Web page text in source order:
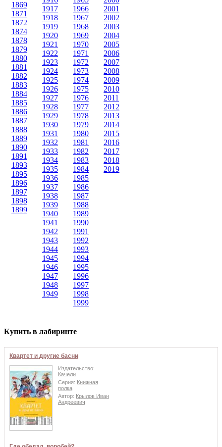
1869
1871
1872
1874
1878
1879
1880
1881
1882
1883
1884
1885
1886
1887
1888
1889
1890
1891
1893
1895
1896
1897
1898
1899
1917
1918
1919
1920
1921
1922
1923
1924
1925
1926
1927
1928
1929
1930
1931
1932
1933
1934
1935
1936
1937
1938
1939
1940
1941
1942
1943
1944
1945
1946
1947
1948
1949
1966
1967
1968
1969
1970
1971
1972
1973
1974
1975
1976
1977
1978
1979
1980
1981
1982
1983
1984
1985
1986
1987
1988
1989
1990
1991
1992
1993
1994
1995
1996
1997
1998
1999
2001
2002
2003
2004
2005
2006
2007
2008
2009
2010
2011
2012
2013
2014
2015
2016
2017
2018
2019
Купить в лабиринте
Квартет и другие басни
Издательство:
Качели
Серия: Книжная
полка
Автор: Крылов Иван
Андреевич